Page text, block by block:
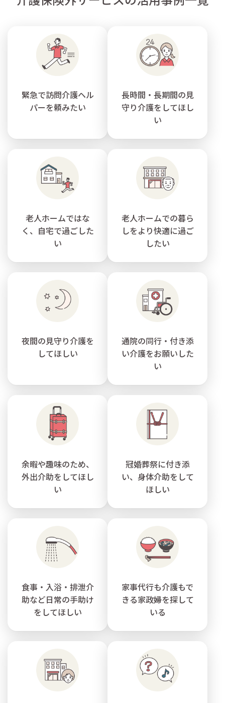
緊急で訪問介護ヘル
パーを頼みたい
長時間・長期間の見
守り介護をしてほし
い
老人ホームではな
く、自宅で過ごした
い
老人ホームでの暮ら
しをより快適に過ご
したい
夜間の見守り介護を
してほしい
通院の同行・付き添
い介護をお願いした
い
余暇や趣味のため、
外出介助をしてほし
い
冠婚葬祭に付き添
い、身体介助をして
ほしい
食事・入浴・排泄介
助など日常の手助け
をしてほしい
家事代行も介護もで
きる家政婦を探して
いる